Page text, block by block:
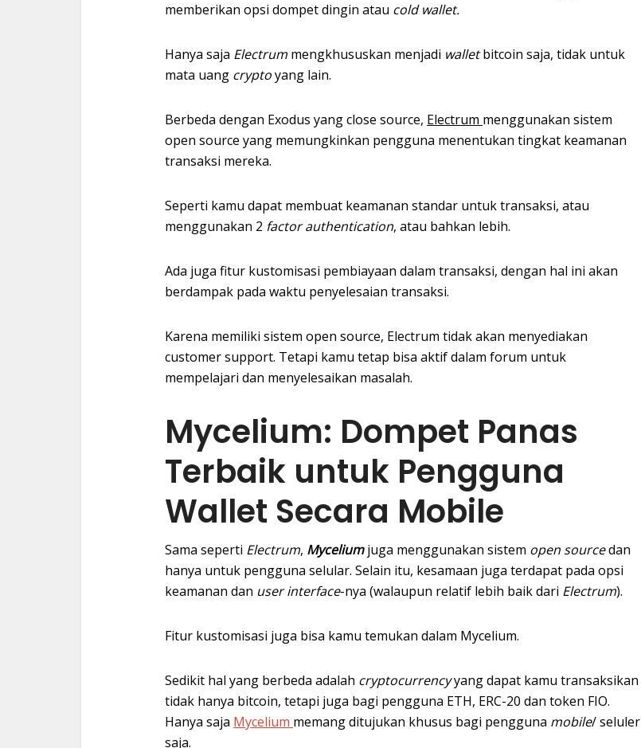
memberikan opsi dompet dingin atau cold wallet.
Hanya saja Electrum mengkhususkan menjadi walletbitcoin saja, tidak untuk
mata uang cryptoyang lain.
Berbeda dengan Exodus yang close source, Electrum menggunakan sistem
open source yang memungkinkan pengguna menentukan tingkat keamanan
transaksi mereka.
Seperti kamu dapat membuat keamanan standar untuk transaksi, atau
menggunakan 2 factor authentication, atau bahkan lebih.
Ada juga fitur kustomisasi pembiayaan dalam transaksi, dengan hal ini akan
berdampak pada waktu penyelesaian transaksi.
Karena memiliki sistem open source, Electrum tidak akan menyediakan
customer support. Tetapi kamu tetap bisa aktif dalam forum untuk
mempelajari dan menyelesaikan masalah.
Mycelium: Dompet Panas
Terbaik untuk Pengguna
Wallet Secara Mobile
Sama seperti Electrum, Myceliumjuga menggunakan sistem open sourcedan
hanya untuk pengguna selular. Selain itu, kesamaan juga terdapat pada opsi
keamanan dan user interface-nya (walaupun relatif lebih baik dari Electrum).
Fitur kustomisasi juga bisa kamu temukan dalam Mycelium.
Sedikit hal yang berbeda adalah cryptocurrencyyang dapat kamu transaksikan
tidak hanya bitcoin, tetapi juga bagi pengguna ETH, ERC-20 dan token FIO.
Hanya saja Mycelium memang ditujukan khusus bagi pengguna mobile/ seluler
saja.